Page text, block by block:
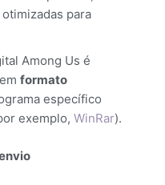
para
Among Us é
formato
específico
exemplo, WinRar).